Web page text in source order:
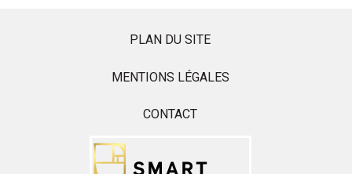
PLAN DU SITE
MENTIONS LÉGALES
CONTACT